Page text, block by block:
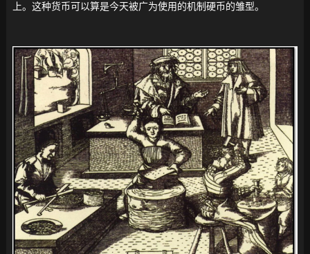
上。这种货币可以算是今天被广为使用的机制硬币的雏型。